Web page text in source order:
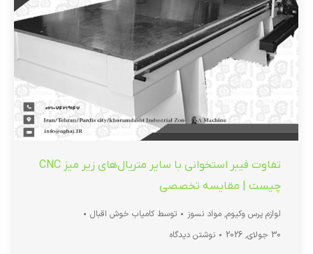
تفاوت فیبر استخوانی با سایر متریال‌های زیر میز CNC
چیست | مقایسه تخصصی
لوازم پرس وکیوم, مواد نسوز توسط کامیاب خوش اقبال
30 جولای, 2026
نوشتن دیدگاه